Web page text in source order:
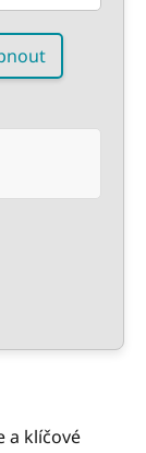
a klíčové